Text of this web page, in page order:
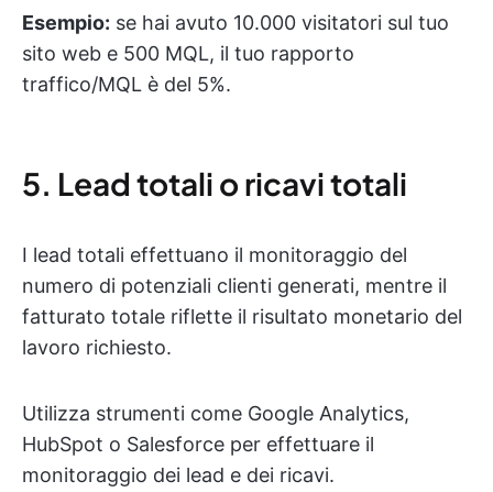
Esempio: se hai avuto 10.000 visitatori sul tuo
sito web e 500 MQL, il tuo rapporto
traffico/MQL è del 5%.
5. Lead totali o ricavi totali
I lead totali effettuano il monitoraggio del
numero di potenziali clienti generati, mentre il
fatturato totale riflette il risultato monetario del
lavoro richiesto.
Utilizza strumenti come Google Analytics,
HubSpot o Salesforce per effettuare il
monitoraggio dei lead e dei ricavi.